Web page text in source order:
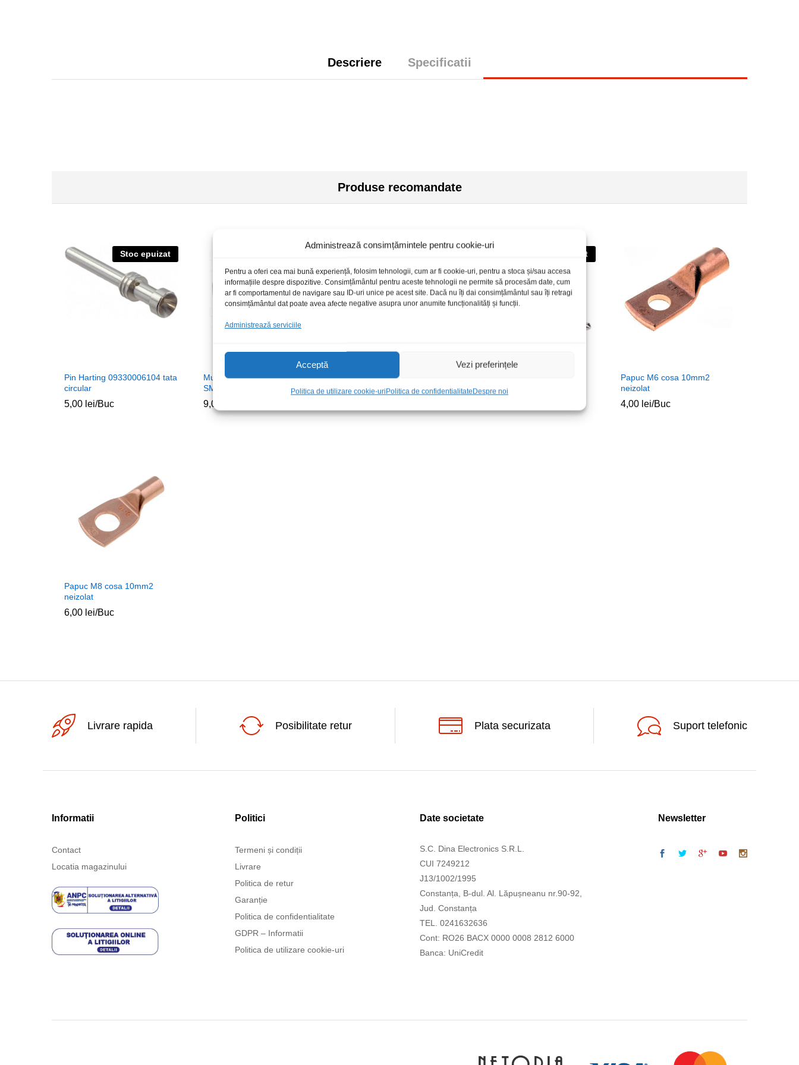
Administrează consimțămintele pentru cookie-uri
Pentru a oferi cea mai bună experiență, folosim tehnologii, cum ar fi cookie-uri, pentru a stoca și/sau accesa
informațiile despre dispozitive. Consimțământul pentru aceste tehnologii ne permite să procesăm date, cum
ar fi comportamentul de navigare sau ID-uri unice pe acest site. Dacă nu îți dai consimțământul sau îți retragi
consimțământul dat poate avea afecte negative asupra unor anumite funcționalități și funcții.
Administrează serviciile
Acceptă Vezi preferințele
Politica de utilizare cookie-uriPolitica de confidentialitateDespre noi
Descriere Specificatii
Produse recomandate
Stoc epuizat
Pin Harting 09330006104 tata
circular
5,00 lei/Buc
Mufa HDMI mama PCB panou
SMD
9,00
Mufa USB A 3.0 tata fir lipire
6,00lei/Buc
Stoc epuizat
5,00lei
Papuc M6 cosa 10mm2
neizolat
4,00 lei/Buc
Papuc M8 cosa 10mm2
neizolat
6,00 lei/Buc
Livrare rapida Posibilitate retur Plata securizata Suport telefonic
Informatii
Contact
Locatia magazinului
Politici
Termeni și condiții
Livrare
Politica de retur
Garanție
Politica de confidentialitate
GDPR – Informatii
Politica de utilizare cookie-uri
Date societate
S.C. Dina Electronics S.R.L.
CUI 7249212
J13/1002/1995
Constanța, B-dul. Al. Lăpușneanu nr.90-92,
Jud. Constanța
TEL. 0241632636
Cont: RO26 BACX 0000 0008 2812 6000
Banca: UniCredit
Newsletter